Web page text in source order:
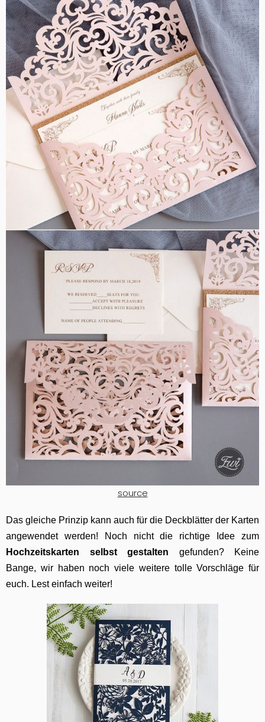
source
Das gleiche Prinzip kann auch für die Deckblätter der Karten
angewendet werden! Noch nicht die richtige Idee zum
Hochzeitskarten selbst gestalten gefunden? Keine
Bange, wir haben noch viele weitere tolle Vorschläge für
euch. Lest einfach weiter!